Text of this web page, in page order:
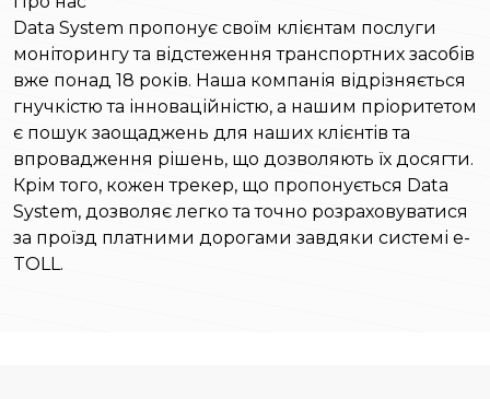
Data System пропонує своїм клієнтам послуги
моніторингу та відстеження транспортних засобів
вже понад 18 років. Наша компанія відрізняється
гнучкістю та інноваційністю, а нашим пріоритетом
є пошук заощаджень для наших клієнтів та
впровадження рішень, що дозволяють їх досягти.
Крім того, кожен трекер, що пропонується Data
System, дозволяє легко та точно розраховуватися
за проїзд платними дорогами завдяки системі e-
TOLL.